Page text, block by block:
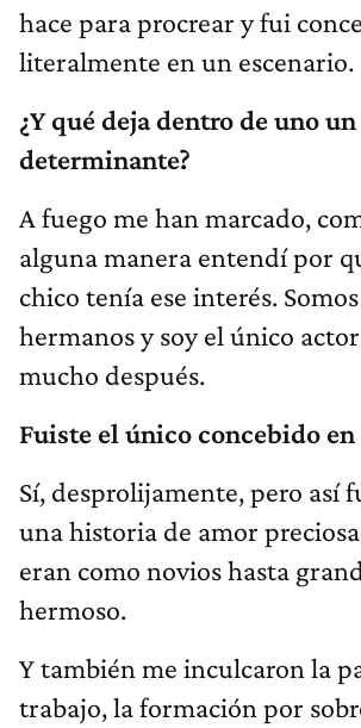
hace para procrear y fui
literalmente en un escenario.
¿Y qué deja dentro de uno
determinante?
A fuego me han marcado,
alguna manera entendí por
chico tenía ese interés.
hermanos y soy el único
mucho después.
Fuiste el único concebido
Sí, desprolijamente, pero así
una historia de amor
eran como novios hasta
hermoso.
Y también me inculcaron la
trabajo, la formación por